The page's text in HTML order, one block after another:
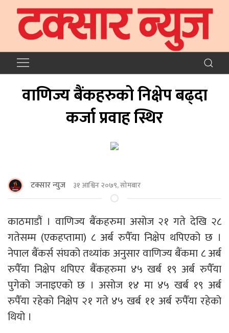
वाणिज्य बैंकहरुको निक्षेप बढ्दा
कर्जा प्रवाह स्थिर
टक्सार न्युज ३१ आश्विन २०७९, सोमबार
काठमाडौं । वाणिज्य बैंकहरुमा असोज २१ गते देखि २८
गतेसम्म (एकहप्तामा) ८ अर्ब रुपैँया निक्षेप थपिएको छ ।
नेपाल बैंकर्स संघको तथ्यांक अनुसार वाणिज्य बैंकमा ८ अर्ब
रुपैँया निक्षेप थपिएर बैंकहरुमा ४५ खर्ब १९ अर्ब रुपैँया
पुगेको जनाइएको छ । असोज १४ मा ४५ खर्ब १९ अर्ब
रुपैँया रहेको निक्षेप २१ गते ४५ खर्ब ११ अर्ब रुपैँया रहेको
थियो ।